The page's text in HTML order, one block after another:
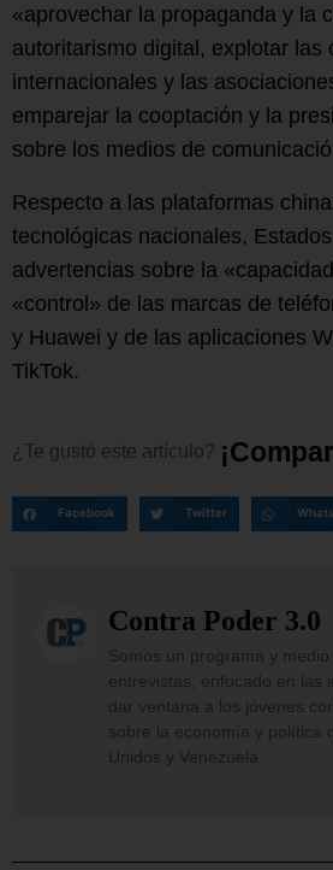
«aprovechar la propaganda y la
autoritarismo digital, explotar las
internacionales y las
emparejar la cooptación y la
sobre los medios de
Respecto a las plataformas
tecnológicas nacionales,
advertencias sobre la
«control» de las marcas de
y Huawei y de las aplicaciones
TikTok.
¿Te gustó este artículo? ¡Compar
Facebook Twitter
Contra Poder 3.0
Somos un programa y
entrevistas, enfocado en las
dar ventana a los jóvenes
sobre la economía y política
Unidos y Venezuela.